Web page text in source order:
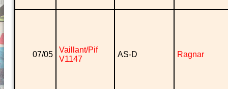
07/05
Vaillant/Pif
V1147
AS-D Ragnar